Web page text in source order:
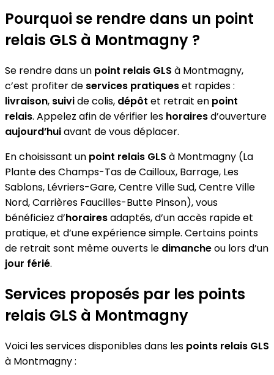
Pourquoi se rendre dans un point
relais GLS à Montmagny ?
Se rendre dans un point relais GLS à Montmagny,
c’est profiter de services pratiqueset rapides :
livraison, suivide colis, dépôt et retrait en point
relais. Appelez afin de vérifier les horairesd’ouverture
aujourd’huiavant de vous déplacer.
En choisissant un point relais GLS à Montmagny (La
Plante des Champs-Tas de Cailloux, Barrage, Les
Sablons, Lévriers-Gare, Centre Ville Sud, Centre Ville
Nord, Carrières Faucilles-Butte Pinson), vous
bénéficiez d’horairesadaptés, d’un accès rapide et
pratique, et d’une expérience simple. Certains points
de retrait sont même ouverts le dimancheou lors d’un
jour férié.
Services proposés par les points
relais GLS à Montmagny
Voici les services disponibles dans les points relais GLS
à Montmagny :